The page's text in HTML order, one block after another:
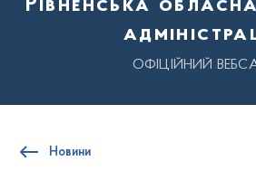
Рівненська
ОФІЦІЙНИЙ
Новини